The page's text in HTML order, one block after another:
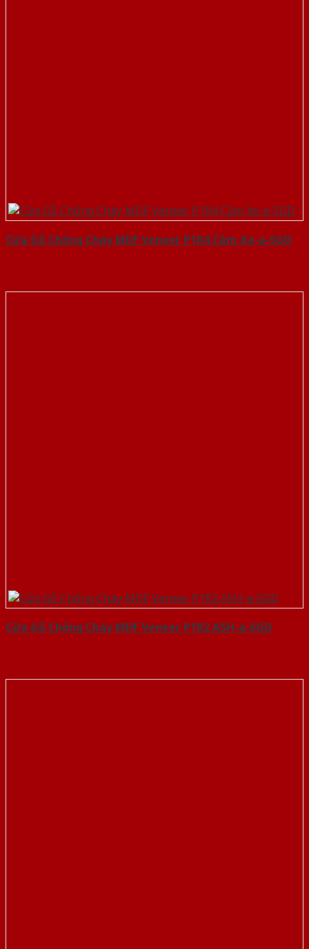
Cửa Gỗ Chống Cháy MDF Veneer P1R4 Căm Xe-a-SGD
Cửa Gỗ Chống Cháy MDF Veneer P1R2 ASH-a-SGD